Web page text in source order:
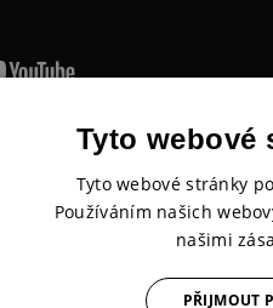
Tyto webové
Tyto webové stránky
Používáním našich
našimi
PŘIJMOUT